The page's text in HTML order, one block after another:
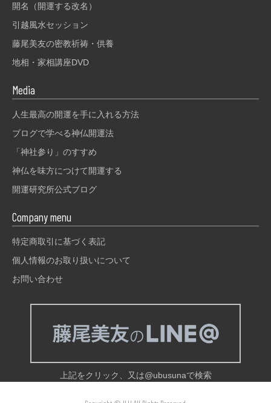
開名（開運する改名）
引越風水セッション
藤尾美友の密教祈祷・供養
地相・家相講座DVD
Media
人生最高の開運を手に入れる方法
ブログで学べる神仏開運法
「神社参り」のすすめ
神仏を味方につけて開運する
開運研究所公式ブログ
Company menu
特定商取引に基づく表記
個人情報のお取り扱いについて
お問い合わせ
上記をクリック、又は@ubusunaで検索